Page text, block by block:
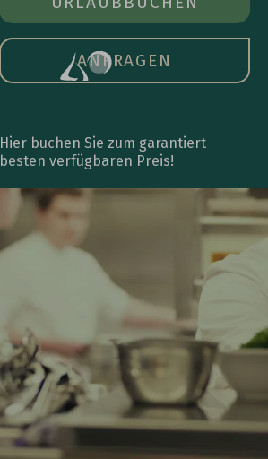
DAS
ANFRAGEN
Hier buchen Sie zum garantiert
besten verfügbaren Preis!